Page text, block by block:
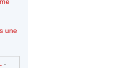
une
-